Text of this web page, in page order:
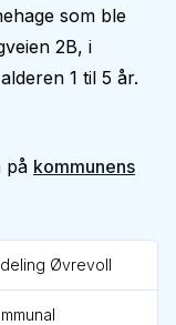
som ble
2B, i
1 til 5 år.
på kommunens
Øvrevoll